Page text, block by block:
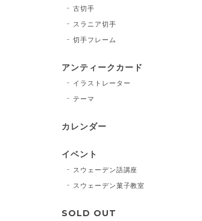
古切手
スラニア切手
切手フレーム
アンティークカード
イラストレーター
テーマ
カレンダー
イベント
スウェーデン語講座
スウェーデン菓子教室
SOLD OUT